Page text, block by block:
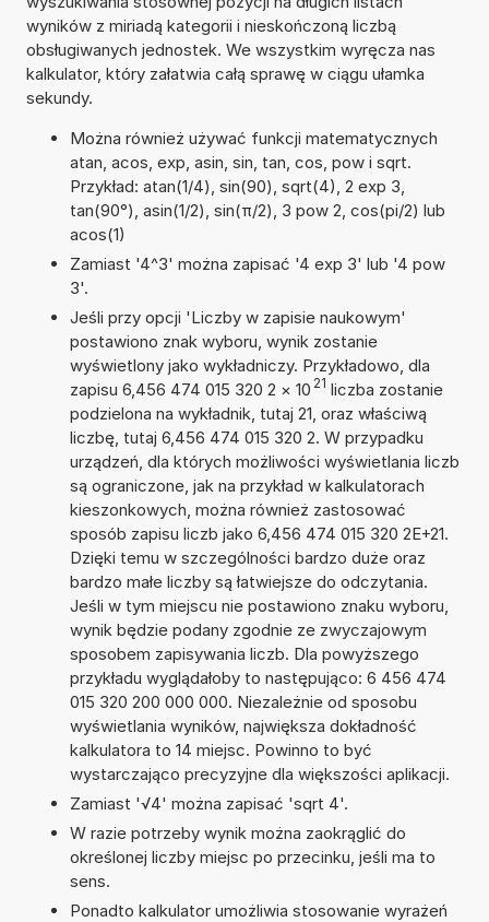
wyników z miriadą kategorii i nieskończoną liczbą
obsługiwanych jednostek. We wszystkim wyręcza nas
kalkulator, który załatwia całą sprawę w ciągu ułamka
sekundy.
Można również używać funkcji matematycznych
atan, acos, exp, asin, sin, tan, cos, pow i sqrt.
Przykład: atan(1/4), sin(90), sqrt(4), 2 exp 3,
tan(90°), asin(1/2), sin(π/2), 3 pow 2, cos(pi/2) lub
acos(1)
Zamiast '4^3' można zapisać '4 exp 3' lub '4 pow
3'.
Jeśli przy opcji 'Liczby w zapisie naukowym'
postawiono znak wyboru, wynik zostanie
wyświetlony jako wykładniczy. Przykładowo, dla
zapisu 6,456 474 015 320 2 × 10 21 liczba zostanie
podzielona na wykładnik, tutaj 21, oraz właściwą
liczbę, tutaj 6,456 474 015 320 2. W przypadku
urządzeń, dla których możliwości wyświetlania liczb
są ograniczone, jak na przykład w kalkulatorach
kieszonkowych, można również zastosować
sposób zapisu liczb jako 6,456 474 015 320 2E+21.
Dzięki temu w szczególności bardzo duże oraz
bardzo małe liczby są łatwiejsze do odczytania.
Jeśli w tym miejscu nie postawiono znaku wyboru,
wynik będzie podany zgodnie ze zwyczajowym
sposobem zapisywania liczb. Dla powyższego
przykładu wyglądałoby to następująco: 6 456 474
015 320 200 000 000. Niezależnie od sposobu
wyświetlania wyników, największa dokładność
kalkulatora to 14 miejsc. Powinno to być
wystarczająco precyzyjne dla większości aplikacji.
Zamiast '√4' można zapisać 'sqrt 4'.
W razie potrzeby wynik można zaokrąglić do
określonej liczby miejsc po przecinku, jeśli ma to
sens.
Ponadto kalkulator umożliwia stosowanie wyrażeń